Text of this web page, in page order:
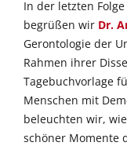
In der letzten Folge
begrüßen wir Dr.
Gerontologie der
Rahmen ihrer
Tagebuchvorlage
Menschen mit
beleuchten wir,
schöner Momente